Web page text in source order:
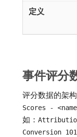
事件评分
评分数据的架
Scores -
如：
Conversion